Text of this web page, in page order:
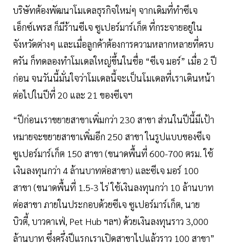
บริษัทต้องพัฒนาโมเดลธุรกิจใหม่ๆ จากเดิมที่ทำซีเจ
เอ็กซ์เพรส ก็มีร้านซีเจ ซูเปอร์มาร์เก็ต ที่กระจายอยู่ใน
จังหวัดต่างๆ และเมื่อลูกค้าต้องการความหลากหลายที่ครบ
ครัน ก็ทดลองทำโมเดลใหญ่ขึ้นในชื่อ “ซีเจ มอร์” เมื่อ 2 ปี
ก่อน จนวันนี้มั่นใจว่าโมเดลนี้จะเป็นโมเดลที่เราเดินหน้า
ต่อไปในปีที่ 20 และ 21 ของซีเจฯ
“ปีก่อนเราขยายสาขาเพิ่มกว่า 230 สาขา ส่วนในปีนี้มีเป้า
หมายจะขยายสาขาเพิ่มอีก 250 สาขา ในรูปแบบของซีเจ
ซูเปอร์มาร์เก็ต 150 สาขา (ขนาดพื้นที่ 600-700 ตรม. ใช้
เงินลงทุนกว่า 4 ล้านบาทต่อสาขา) และซีเจ มอร์ 100
สาขา (ขนาดพื้นที่ 1.5-3 ไร่ ใช้เงินลงทุนกว่า 10 ล้านบาท
ต่อสาขา ภายในประกอบด้วยซีเจ ซูเปอร์มาร์เก็ต, นาย
บิวตี้, บาวคาเฟ่, Pet Hub ฯลฯ) ด้วยเงินลงทุนราว 3,000
ล้านบาท ซึ่งครึ่งปีแรกเราเปิดสาขาไปแล้วราว 100 สาขา”